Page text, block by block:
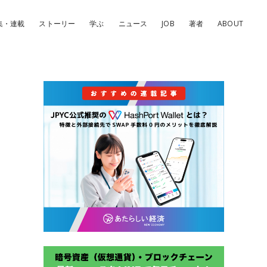
・連載 ストーリー 学ぶ ニュース JOB 著者 ABOUT